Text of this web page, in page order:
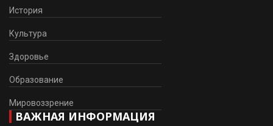
История
Культура
Здоровье
Образование
Мировоззрение
ВАЖНАЯ ИНФОРМАЦИЯ